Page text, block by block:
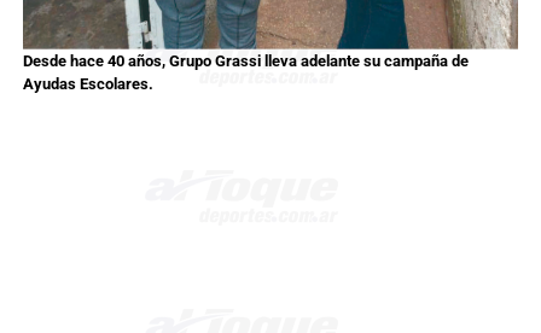
Desde hace 40 años, Grupo Grassi lleva adelante su campaña de
Ayudas Escolares.